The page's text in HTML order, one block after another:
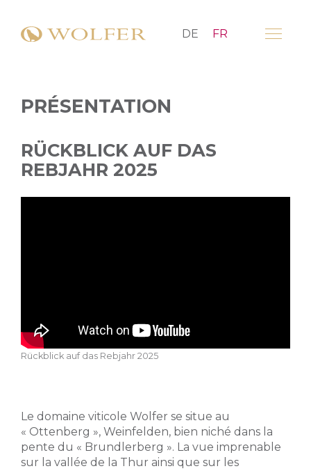
DE FR
PRÉSENTATION
RÜCKBLICK AUF DAS
REBJAHR 2025
Rückblick auf das Rebjahr 2025
Le domaine viticole Wolfer se situe au
« Ottenberg », Weinfelden, bien niché dans la
pente du « Brundlerberg ». La vue imprenable
sur la vallée de la Thur ainsi que sur les